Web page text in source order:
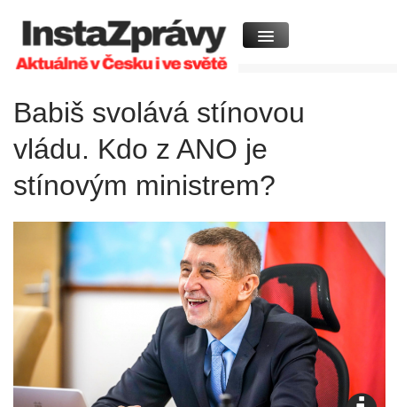
Babiš svolává stínovou
vládu. Kdo z ANO je
stínovým ministrem?